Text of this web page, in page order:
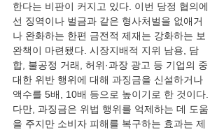
한다는 비판이 커지고 있다. 이번 당정 협의에
선 징역이나 벌금과 같은 형사처벌을 없애거
나 완화하는 한편 금전적 제재는 강화하는 보
완책이 마련됐다. 시장지배적 지위 남용, 담
합, 불공정 거래, 허위·과장 광고 등 기업의 중
대한 위반 행위에 대해 과징금을 신설하거나
액수를 5배, 10배 등으로 높이기로 한 것이다.
다만, 과징금은 위법 행위를 억제하는 데 도움
을 주지만 소비자 피해를 복구하는 효과는 제